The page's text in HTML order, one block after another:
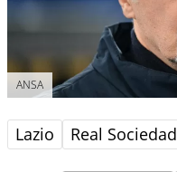
ANSA
Lazio Real Sociedad